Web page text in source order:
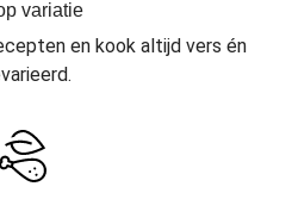
variatie
en kook altijd vers én